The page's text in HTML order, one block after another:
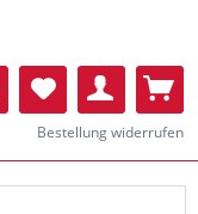
Bestellung widerrufen